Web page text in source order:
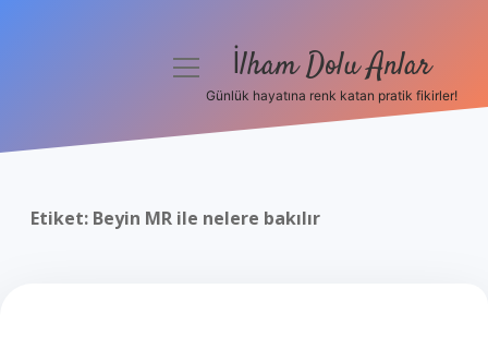
Yasal Uyarı
menüyü İlham Dolu Anlar
Günlük hayatına renk katan pratik fikirler!
Etiket: Beyin MR ile nelere bakılır